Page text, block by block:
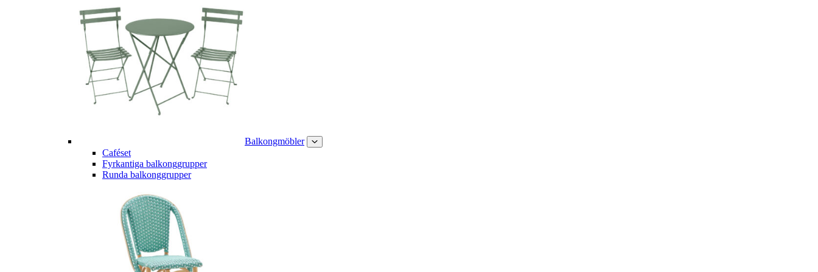
Balkongmöbler
Caféset
Fyrkantiga balkonggrupper
Runda balkonggrupper